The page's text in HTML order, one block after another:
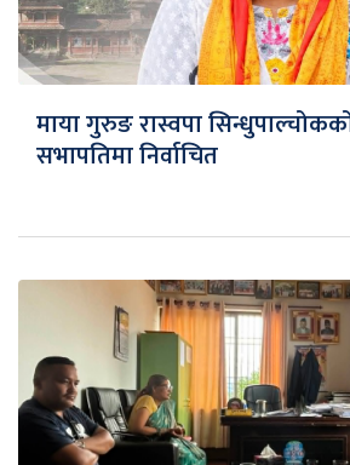
माया गुरुङ रास्वपा
सभापतिमा निर्वाचित